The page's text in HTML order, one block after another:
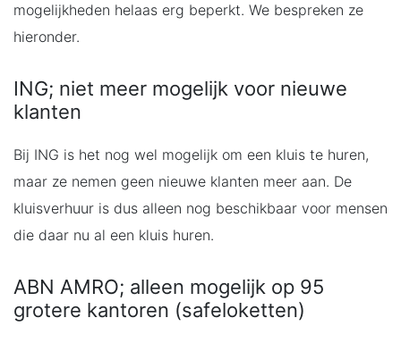
mogelijkheden helaas erg beperkt. We bespreken ze
hieronder.
ING; niet meer mogelijk voor nieuwe
klanten
Bij ING is het nog wel mogelijk om een kluis te huren,
maar ze nemen geen nieuwe klanten meer aan. De
kluisverhuur is dus alleen nog beschikbaar voor mensen
die daar nu al een kluis huren.
ABN AMRO; alleen mogelijk op 95
grotere kantoren (safeloketten)